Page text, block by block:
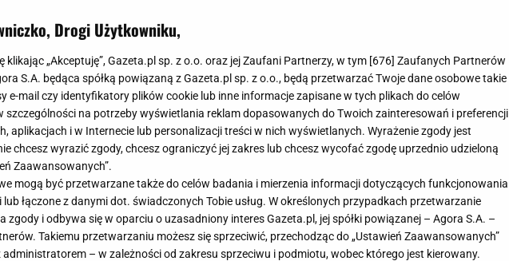
Drogi Użytkowniku,
klikając „Akceptuję”, Gazeta.pl sp. z o.o. oraz jej Zaufani Partnerzy, w tym [676] Zaufanych Partnerów
S.A. będąca spółką powiązaną z Gazeta.pl sp. z o.o., będą przetwarzać Twoje dane osobowe takie
e-mail czy identyfikatory plików cookie lub inne informacje zapisane w tych plikach do celów
szczególności na potrzeby wyświetlania reklam dopasowanych do Twoich zainteresowań i preferencji
aplikacjach i w Internecie lub personalizacji treści w nich wyświetlanych. Wyrażenie zgody jest
chcesz wyrazić zgody, chcesz ograniczyć jej zakres lub chcesz wycofać zgodę uprzednio udzieloną
Zaawansowanych”.
mogą być przetwarzane także do celów badania i mierzenia informacji dotyczących funkcjonowania
łączone z danymi dot. świadczonych Tobie usług. W określonych przypadkach przetwarzanie
zgody i odbywa się w oparciu o uzasadniony interes Gazeta.pl, jej spółki powiązanej – Agora S.A. –
Takiemu przetwarzaniu możesz się sprzeciwić, przechodząc do „Ustawień Zaawansowanych”
administratorem – w zależności od zakresu sprzeciwu i podmiotu, wobec którego jest kierowany.